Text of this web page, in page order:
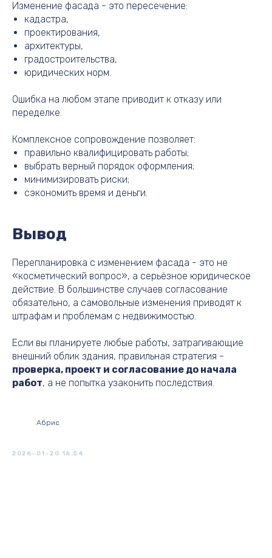
Изменение фасада - это пересечение:
кадастра,
проектирования,
архитектуры,
градостроительства,
юридических норм.
Ошибка на любом этапе приводит к отказу или
переделке.
Комплексное сопровождение позволяет:
правильно квалифицировать работы;
выбрать верный порядок оформления;
минимизировать риски;
сэкономить время и деньги.
Вывод
Перепланировка с изменением фасада - это не
«косметический вопрос», а серьёзное юридическое
действие. В большинстве случаев согласование
обязательно, а самовольные изменения приводят к
штрафам и проблемам с недвижимостью.
Если вы планируете любые работы, затрагивающие
внешний облик здания, правильная стратегия -
проверка, проект и согласование до начала
работ, а не попытка узаконить последствия.
Абрис
2026-01-20 16:54